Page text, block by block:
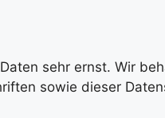
sehr ernst. Wir
sowie dieser